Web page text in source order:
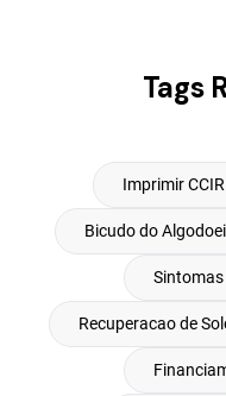
Tags
Imprimir CCIR
Bicudo do
Sintomas
Recuperacao de